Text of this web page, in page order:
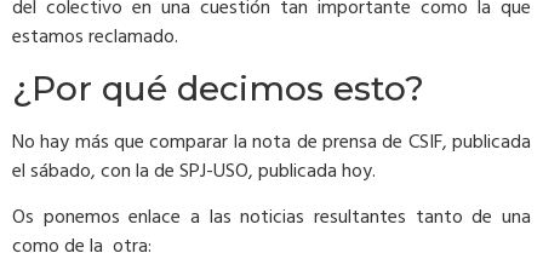
del colectivo en una cuestión tan importante como la que
estamos reclamado.
¿Por qué decimos esto?
No hay más que comparar la nota de prensa de CSIF, publicada
el sábado, con la de SPJ-USO, publicada hoy.
Os ponemos enlace a las noticias resultantes tanto de una
como de la otra: